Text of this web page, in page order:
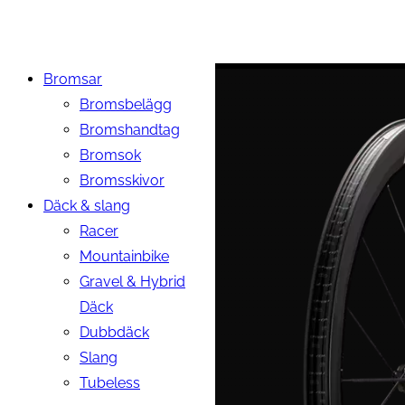
Bromsar
Bromsbelägg
Bromshandtag
Bromsok
Bromsskivor
Däck & slang
Racer
Mountainbike
Gravel & Hybrid
Däck
Dubbdäck
Slang
Tubeless